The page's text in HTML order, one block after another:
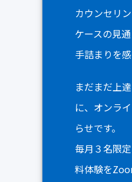
カウンセリ
ケースの見
手詰まりを
まだまだ上
に、オンラ
らせです。
毎月３名限
料体験を